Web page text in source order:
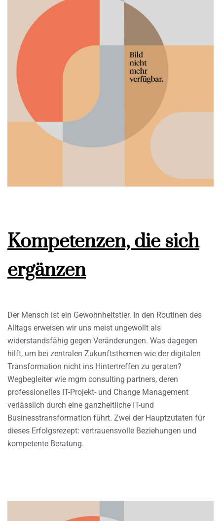
Kompetenzen, die sich
ergänzen
Der Mensch ist ein Gewohnheitstier. In den Routinen des
Alltags erweisen wir uns meist ungewollt als
widerstandsfähig gegen Veränderungen. Was dagegen
hilft, um bei zentralen Zukunftsthemen wie der digitalen
Transformation nicht ins Hintertreffen zu geraten?
Wegbegleiter wie mgm consulting partners, deren
professionelles IT-Projekt- und Change Management
verlässlich durch eine ganzheitliche IT-und
Businesstransformation führt. Zwei der Hauptzutaten für
dieses Erfolgsrezept: vertrauensvolle Beziehungen und
kompetente Beratung.